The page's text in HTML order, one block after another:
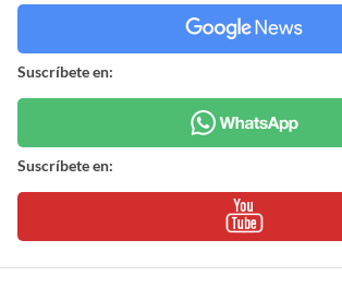
Suscríbete en:
Suscríbete en: